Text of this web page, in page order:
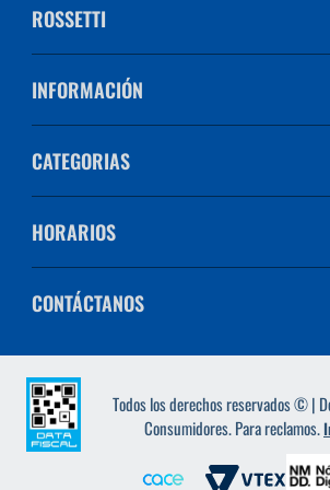
ROSSETTI
INFORMACIÓN
CATEGORIAS
HORARIOS
CONTÁCTANOS
Todos los derechos reservados © |
Consumidores. Para reclamos.